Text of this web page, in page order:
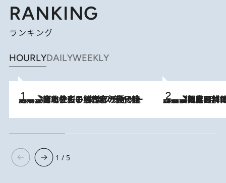
RANKING
ランキング
HOURLYDAILYWEEKLY
2026.8.3
《「文士の子ども被害者の会」発足！》阿川佐和子（72）が語る遠藤周作に北杜夫、劇作家・矢代静一の子どもたちの“文豪プライベート事件簿” 2026.8.8
「最後に見られてよかった」上野動物園の東園パンダ舎が解体前に特別公開。8月16日まで延長されたパネル展と共に辿る“半世紀”のパンダ飼育《解体工事の図面あり》
1 / 5